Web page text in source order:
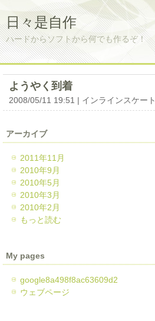
日々是自作
ハードからソフトから何でも作るぞ！
ようやく到着
2008/05/11 19:51 インラインスケート
アーカイブ
2011年11月
2010年9月
2010年5月
2010年3月
2010年2月
もっと読む
My pages
google8a498f8ac63609d2
ウェブページ